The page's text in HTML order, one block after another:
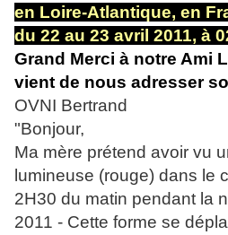
en Loire-Atlantique, en
du 22 au 23 avril 2011, à
Grand Merci à notre Ami
vient de nous adresser
OVNI Bertrand
"Bonjour,
Ma mère prétend avoir vu
lumineuse (rouge) dans le
2H30 du matin pendant la
2011 - Cette forme se